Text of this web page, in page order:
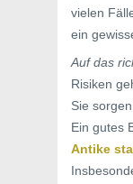
vielen
ein
Auf das
Risiken
Sie
Ein gutes
Antike